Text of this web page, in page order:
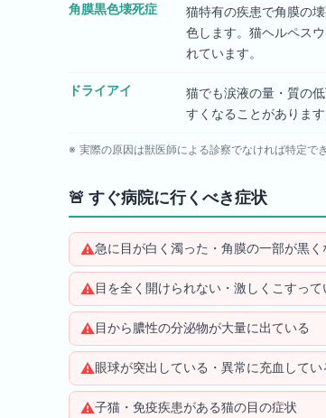
角膜黒色壊死症
猫特有の疾患で角膜の
色します。猫ヘルペス
れています。
ドライアイ
猫でも涙液の量・質の
すくなることがあります
※ 実際の原因は獣医師による診察でなければ特定でき
🚨 すぐ病院に行くべき症状
⚠️急に目が白く濁った・角膜の一部が黒く
⚠️目を全く開けられない・激しくこすって
⚠️目から膿性の分泌物が大量に出ている
⚠️眼球が突出している・異常に充血してい
⚠️子猫・免疫疾患がある猫の目の症状